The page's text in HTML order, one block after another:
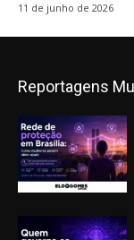
11 de junho de 2026
Reportagens